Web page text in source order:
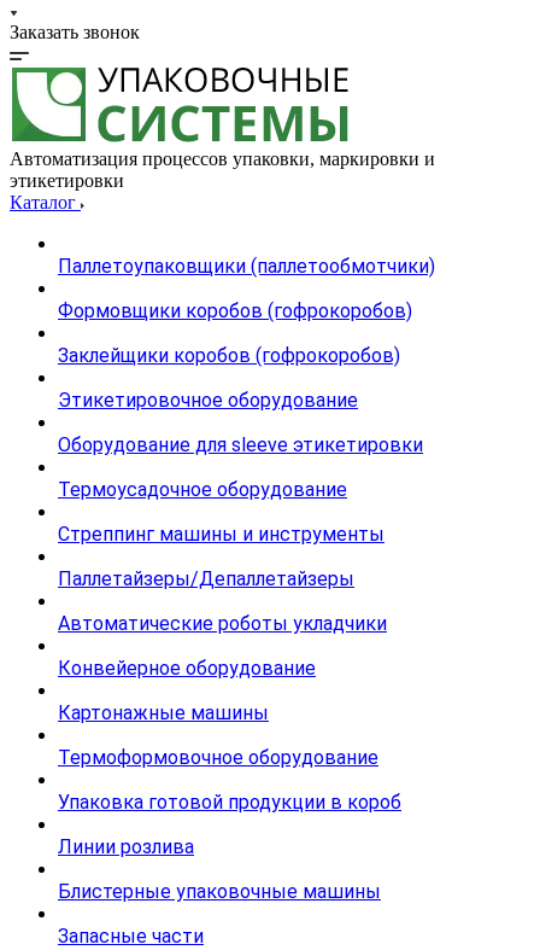
Заказать звонок
Автоматизация процессов упаковки, маркировки и
этикетировки
Каталог
Паллетоупаковщики (паллетообмотчики)
Формовщики коробов (гофрокоробов)
Заклейщики коробов (гофрокоробов)
Этикетировочное оборудование
Оборудование для sleeve этикетировки
Термоусадочное оборудование
Стреппинг машины и инструменты
Паллетайзеры/Депаллетайзеры
Автоматические роботы укладчики
Конвейерное оборудование
Картонажные машины
Термоформовочное оборудование
Упаковка готовой продукции в короб
Линии розлива
Блистерные упаковочные машины
Запасные части